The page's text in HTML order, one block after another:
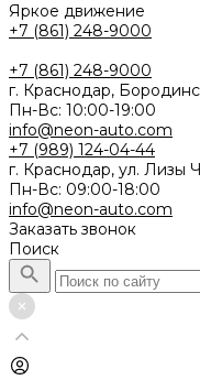
Яркое движение
+7 (861) 248-9000
+7 (861) 248-9000
г. Краснодар,
Пн-Вс: 10:00-19:00
info@neon-auto.com
+7 (989) 124-04-44
г. Краснодар, ул. Лизы
Пн-Вс: 09:00-18:00
info@neon-auto.com
Заказать звонок
Поиск